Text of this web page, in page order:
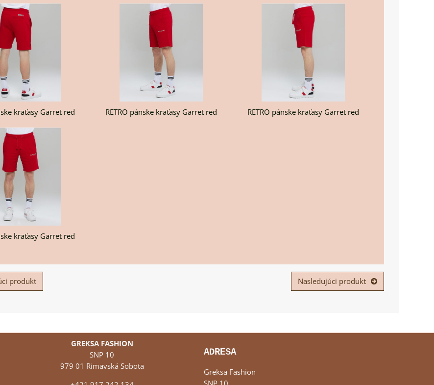
kraťasy Garret red RETRO pánske kraťasy Garret red RETRO pánske kraťasy Garret red
kraťasy Garret red
produkt Nasledujúci produkt
GREKSA FASHION
SNP 10
979 01 Rimavská Sobota
ADRESA
Greksa Fashion